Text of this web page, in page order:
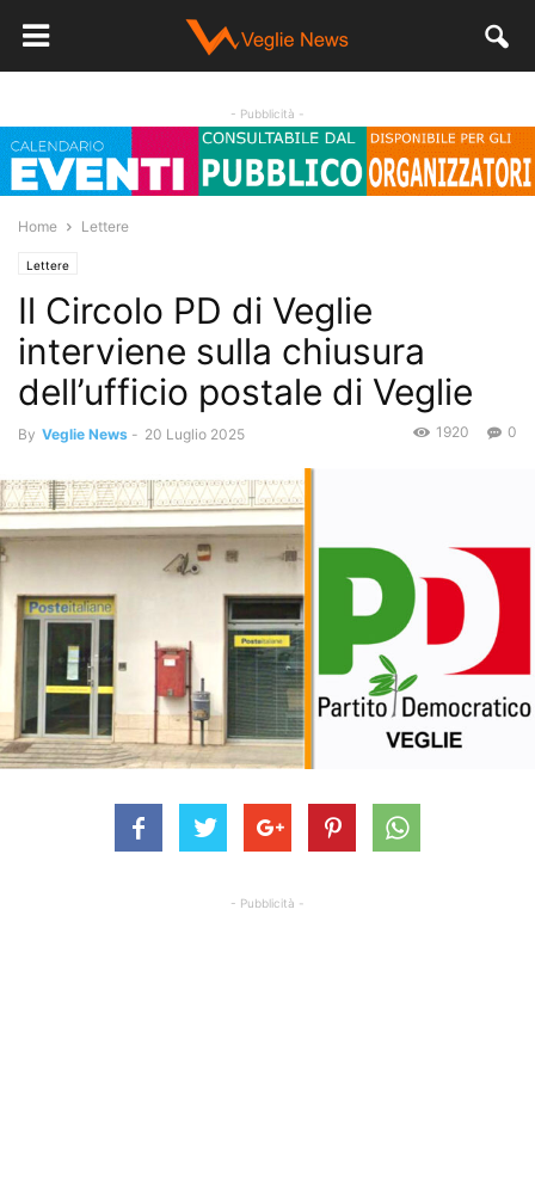
- Pubblicità -
Home Lettere
Lettere
Il Circolo PD di Veglie
interviene sulla chiusura
dell’ufficio postale di Veglie
By Veglie News - 20 Luglio 2025 0
1920
- Pubblicità -